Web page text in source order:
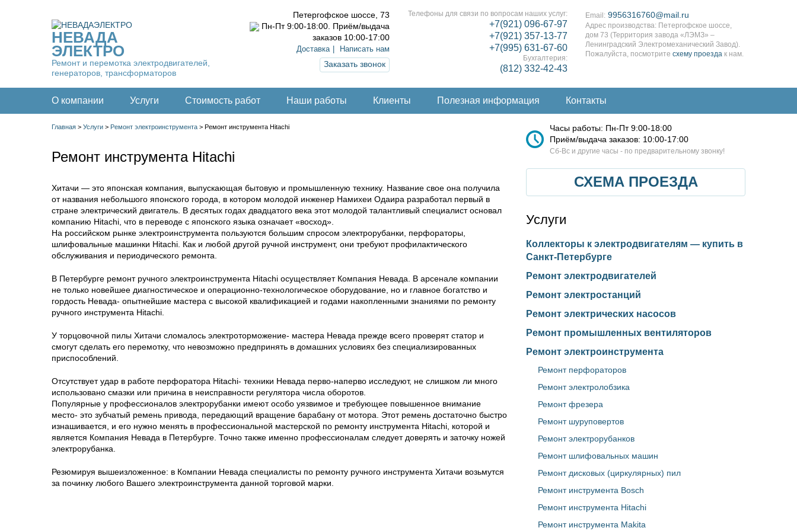
НЕВАДА
ЭЛЕКТРО
Ремонт и перемотка электродвигателей,
генераторов, трансформаторов
Петергофское шоссе, 73
Пн-Пт 9:00-18:00. Приём/выдача
заказов 10:00-17:00
Доставка Написать нам
Заказать звонок
Телефоны для связи по вопросам наших услуг:
+7(921) 096-67-97
+7(921) 357-13-77
+7(995) 631-67-60
Бухгалтерия:
(812) 332-42-43
Email: 9956316760@mail.ru
Адрес производства: Петергофское шоссе,
дом 73 (Территория завода «ЛЭМЗ» –
Ленинградский Электромеханический Завод).
Пожалуйста, посмотрите схему проезда к нам.
О компании Услуги Стоимость работ Наши работы Клиенты Полезная информация Контакты
Главная > Услуги > Ремонт электроинструмента > Ремонт инструмента Hitachi
Ремонт инструмента Hitachi
Хитачи — это японская компания, выпускающая бытовую и промышленную технику. Название свое она получила
от названия небольшого японского города, в котором молодой инженер Намихеи Одаира разработал первый в
стране электрический двигатель. В десятых годах двадцатого века этот молодой талантливый специалист основал
компанию Hitachi, что в переводе с японского языка означает «восход».
На российском рынке электроинструмента пользуются большим спросом электрорубанки, перфораторы,
шлифовальные машинки Hitachi. Как и любой другой ручной инструмент, они требуют профилактического
обслуживания и периодического ремонта.
В Петербурге ремонт ручного электроинструмента Hitachi осуществляет Компания Невада. В арсенале компании
не только новейшее диагностическое и операционно-технологическое оборудование, но и главное богатство и
гордость Невада- опытнейшие мастера с высокой квалификацией и годами накопленными знаниями по ремонту
ручного инструмента Hitachi.
У торцовочной пилы Хитачи сломалось электроторможение- мастера Невада прежде всего проверят статор и
смогут сделать его перемотку, что невозможно предпринять в домашних условиях без специализированных
приспособлений.
Отсутствует удар в работе перфоратора Hitachi- техники Невада перво-наперво исследуют, не слишком ли много
использовано смазки или причина в неисправности регулятора числа оборотов.
Популярные у профессионалов электрорубанки имеют особо уязвимое и требующее повышенное внимание
место- это зубчатый ремень привода, передающий вращение барабану от мотора. Этот ремень достаточно быстро
изнашивается, и его нужно менять в профессиональной мастерской по ремонту инструмента Hitachi, которой и
является Компания Невада в Петербурге. Точно также именно профессионалам следует доверять и заточку ножей
электрорубанка.
Резюмируя вышеизложенное: в Компании Невада специалисты по ремонту ручного инструмента Хитачи возьмутся
за починку любого Вашего электроинструмента данной торговой марки.
Часы работы: Пн-Пт 9:00-18:00
Приём/выдача заказов: 10:00-17:00
Cб-Вс и другие часы - по предварительному звонку!
СХЕМА ПРОЕЗДА
Услуги
Коллекторы к электродвигателям — купить в
Санкт-Петербурге
Ремонт электродвигателей
Ремонт электростанций
Ремонт электрических насосов
Ремонт промышленных вентиляторов
Ремонт электроинструмента
Ремонт перфораторов
Ремонт электролобзика
Ремонт фрезера
Ремонт шуруповертов
Ремонт электрорубанков
Ремонт шлифовальных машин
Ремонт дисковых (циркулярных) пил
Ремонт инструмента Bosch
Ремонт инструмента Hitachi
Ремонт инструмента Makita